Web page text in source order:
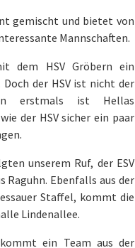
gemischt und bietet von
Mannschaften.
dem HSV Gröbern ein
der HSV ist nicht der
erstmals ist Hellas
der HSV sicher ein paar
unserem Ruf, der ESV
Raguhn. Ebenfalls aus der
Staffel, kommt die
Lindenallee.
ein Team aus der